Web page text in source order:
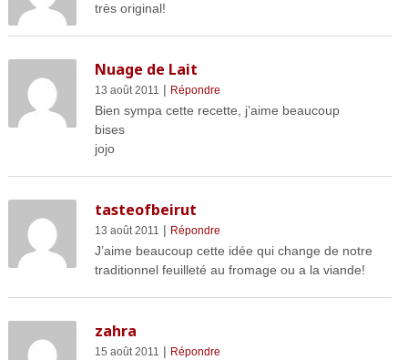
très original!
Nuage de Lait
13 août 2011 | Répondre
Bien sympa cette recette, j’aime beaucoup
bises
jojo
tasteofbeirut
13 août 2011 | Répondre
J’aime beaucoup cette idée qui change de notre
traditionnel feuilleté au fromage ou a la viande!
zahra
15 août 2011 | Répondre